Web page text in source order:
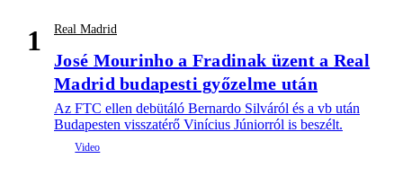
1 Real Madrid
José Mourinho a Fradinak üzent a Real
Madrid budapesti győzelme után
Az FTC ellen debütáló Bernardo Silváról és a vb után
Budapesten visszatérő Vinícius Júniorról is beszélt.